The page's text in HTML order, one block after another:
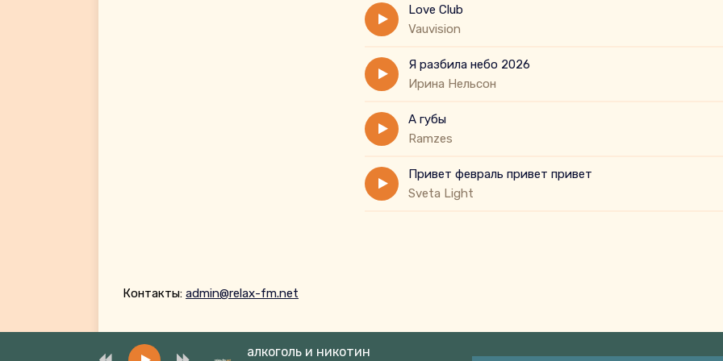
Love Club
Vauvision
Я разбила небо 2026
Ирина Нельсон
А губы
Ramzes
Привет февраль привет привет
Sveta Light
Контакты: admin@relax-fm.net
алкоголь и никотин